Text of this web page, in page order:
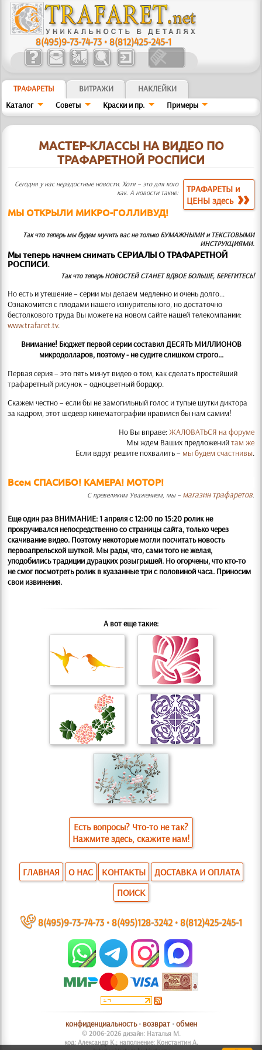
8(495)9-73-74-73 •8(812)425-245-1
ТРАФАРЕТЫ ВИТРАЖИ
НАКЛЕЙКИ
Каталог
Советы Краски и пр. Примеры
МАСТЕР-КЛАССЫ НА ВИДЕО ПО
ТРАФАРЕТНОЙ РОСПИСИ
ТРАФАРЕТЫ и
ЦЕНЫ здесь
Сегодня у нас нерадостные новости. Хотя – это для кого
как. А новости такие:
МЫ ОТКРЫЛИ МИКРО-ГОЛЛИВУД!
Так что теперь мы будем мучить вас не только БУМАЖНЫМИ и ТЕКСТОВЫМИ
ИНСТРУКЦИЯМИ.
Мы теперь начнем снимать СЕРИАЛЫ О ТРАФАРЕТНОЙ
РОСПИСИ.
Так что теперь НОВОСТЕЙ СТАНЕТ ВДВОЕ БОЛЬШЕ, БЕРЕГИТЕСЬ!
Но есть и утешение – серии мы делаем медленно и очень долго...
Ознакомится с плодами нашего изнурительного, но достаточно
бестолкового труда Вы можете на новом сайте нашей телекомпании:
www.trafaret.tv.
Внимание! Бюджет первой серии составил ДЕСЯТЬ МИЛЛИОНОВ
микродолларов, поэтому - не судите слишком строго...
Первая серия – это пять минут видео о том, как сделать простейший
трафаретный рисунок – одноцветный бордюр.
Скажем честно – если бы не замогильный голос и тупые шутки диктора
за кадром, этот шедевр кинематографии нравился бы нам самим!
Но Вы вправе:ЖАЛОВАТЬСЯ на форуме
Мы ждем Ваших предложенийтам же
Если вдруг решите похвалить – мы будем счастнивы.
Всем СПАСИБО! КАМЕРА! МОТОР!
С превеликим Уважением, мы – магазин трафаретов.
Еще один раз ВНИМАНИЕ: 1 апреля с 12:00 по 15:20 ролик не
прокручивался непосредственно со страницы сайта, только через
скачивание видео. Поэтому некоторые могли посчитать новость
первоапрельской шуткой. Мы рады, что, сами того не желая,
уподобились традиции дурацких розыгрышей. Но огорчены, что кто-то
не смог посмотреть ролик в куазанные три с половиной часа. Приносим
свои извинения.
А вот еще такие:
Есть вопросы? Что-то не так?
Нажмите здесь, скажите нам!
ГЛАВНАЯ О НАС КОНТАКТЫ
ДОСТАВКА И ОПЛАТА
ПОИСК
~ 8(495)9-73-74-73•8(495)128-3242•8(812)425-245-1
конфиденциальность• возврат•обмен
© 2006-2026 дизайн: Наталья М.
код: Александр К.; наполнение: Константин А.